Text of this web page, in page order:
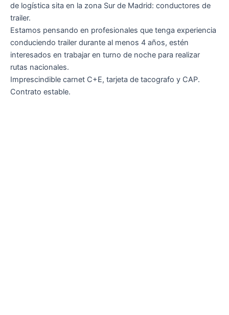
de logística sita en la zona Sur de Madrid: conductores de
trailer.
Estamos pensando en profesionales que tenga experiencia
conduciendo trailer durante al menos 4 años, estén
interesados en trabajar en turno de noche para realizar
rutas nacionales.
Imprescindible carnet C+E, tarjeta de tacografo y CAP.
Contrato estable.